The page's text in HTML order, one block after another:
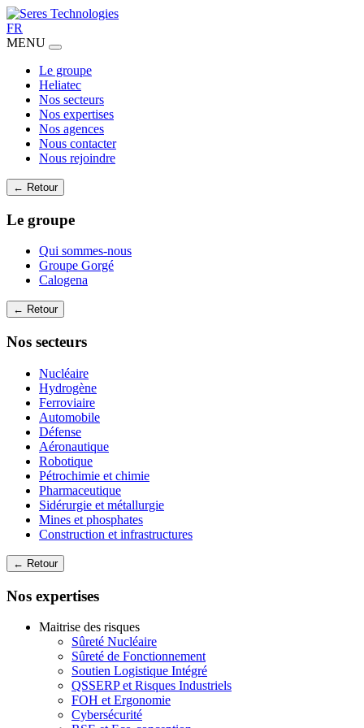
FR
MENU
Le groupe
Heliatec
Nos secteurs
Nos expertises
Nos agences
Nous contacter
Nous rejoindre
← Retour
Le groupe
Qui sommes-nous
Groupe Gorgé
Calogena
← Retour
Nos secteurs
Nucléaire
Hydrogène
Ferroviaire
Automobile
Défense
Aéronautique
Robotique
Pétrochimie et chimie
Pharmaceutique
Sidérurgie et métallurgie
Mines et phosphates
Construction et infrastructures
← Retour
Nos expertises
Maitrise des risques
Sûreté Nucléaire
Sûreté de Fonctionnement
Soutien Logistique Intégré
QSSERP et Risques Industriels
FOH et Ergonomie
Cybersécurité